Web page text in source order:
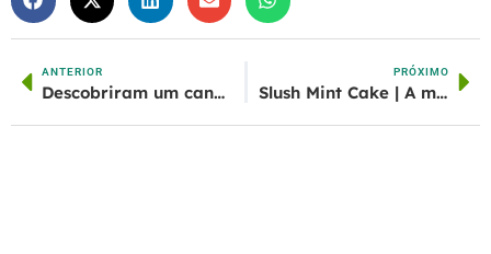
ANTERIOR
Descobriram um canabinoide novo! …E daí?
PRÓXIMO
Slush Mint Cake | A menta que faz a mente